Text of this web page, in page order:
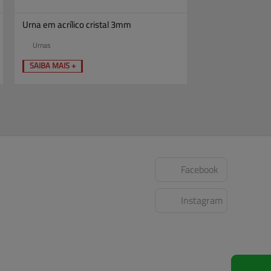
Urna em acrílico cristal 3mm
Urnas
SAIBA MAIS +
Facebook
Instagram